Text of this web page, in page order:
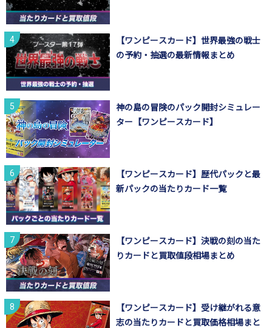
【ワンピースカード】世界最強の戦士
の予約・抽選の最新情報まとめ
神の島の冒険のパック開封シミュレー
ター【ワンピースカード】
【ワンピースカード】歴代パックと最
新パックの当たりカード一覧
【ワンピースカード】決戦の刻の当た
りカードと買取値段相場まとめ
【ワンピースカード】受け継がれる意
志の当たりカードと買取価格相場まと